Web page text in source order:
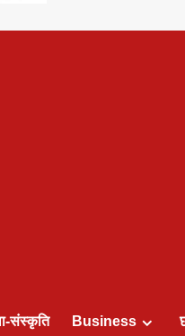
संस्कृति Business